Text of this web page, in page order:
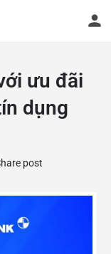
ưu đãi
dụng
post